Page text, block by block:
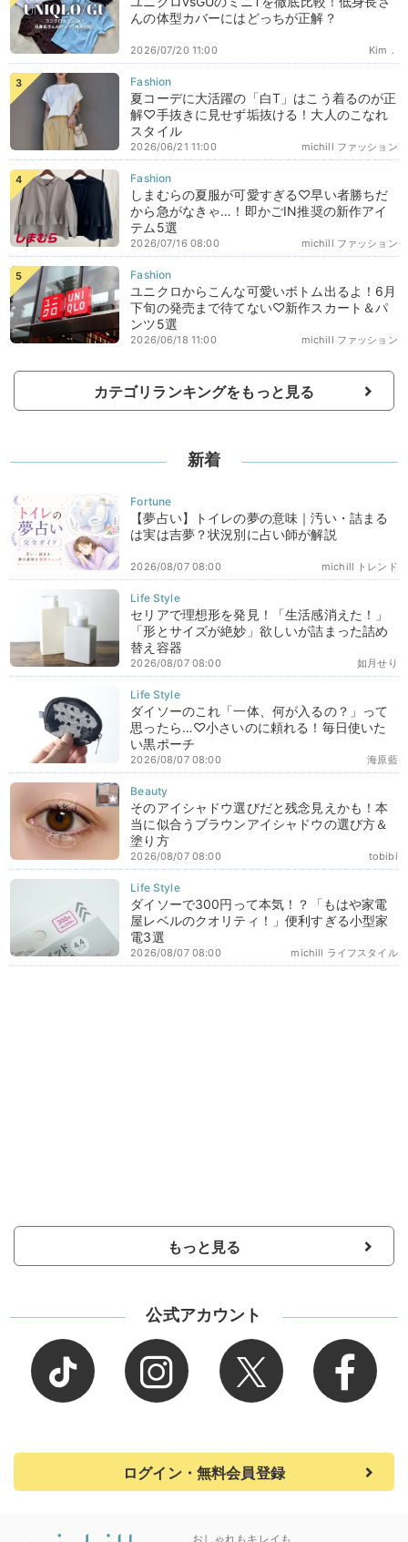
んの体型カバーにはどっちが正解？
Kim．
2026/07/20 11:00
夏コーデに大活躍の「白T」はこう着るのが正
解♡手抜きに見せず垢抜ける！大人のこなれ
スタイル
michill ファッション
2026/06/21 11:00
しまむらの夏服が可愛すぎる♡早い者勝ちだ
から急がなきゃ…！即かごIN推奨の新作アイ
テム5選
michill ファッション
2026/07/16 08:00
ユニクロからこんな可愛いボトム出るよ！6月
下旬の発売まで待てない♡新作スカート＆パ
ンツ5選
michill ファッション
2026/06/18 11:00
カテゴリランキングをもっと見る
新着
【夢占い】トイレの夢の意味｜汚い・詰まる
は実は吉夢？状況別に占い師が解説
michill トレンド
2026/08/07 08:00
セリアで理想形を発見！「生活感消えた！」
「形とサイズが絶妙」欲しいが詰まった詰め
替え容器
如月せり
2026/08/07 08:00
ダイソーのこれ「一体、何が入るの？」って
思ったら…♡小さいのに頼れる！毎日使いた
い黒ポーチ
海原藍
2026/08/07 08:00
そのアイシャドウ選びだと残念見えかも！本
当に似合うブラウンアイシャドウの選び方＆
塗り方
tobibi
2026/08/07 08:00
ダイソーで300円って本気！？「もはや家電
屋レベルのクオリティ！」便利すぎる小型家
電3選
michill ライフスタイル
2026/08/07 08:00
もっと見る
公式アカウント
ログイン・無料会員登録
おしゃれもキレイも、